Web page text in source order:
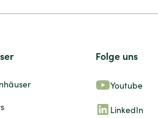
Folge uns
Youtube
LinkedIn